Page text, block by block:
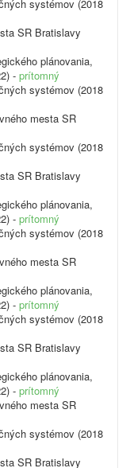
systémov (2018
SR Bratislavy
plánovania,
- prítomný
systémov (2018
mesta SR
systémov (2018
SR Bratislavy
plánovania,
- prítomný
systémov (2018
mesta SR
plánovania,
- prítomný
systémov (2018
SR Bratislavy
plánovania,
- prítomný
mesta SR
systémov (2018
SR Bratislavy